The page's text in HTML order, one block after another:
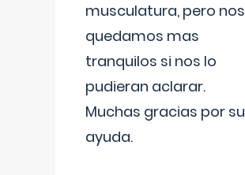
musculatura, pero nos
quedamos mas
tranquilos si nos lo
pudieran aclarar.
Muchas gracias por su
ayuda.